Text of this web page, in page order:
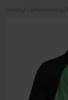
/ /